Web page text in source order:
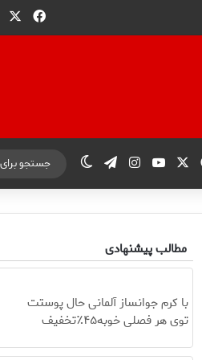
فیس
فیس بوکیوتیوباینستاگرام
تلگرامتغییر پوسته
مطالب پیشنهادی
با کرم جوانساز آلمانی حال پوستت
توی هر فصلی خوبه۴۵٪تخفیف